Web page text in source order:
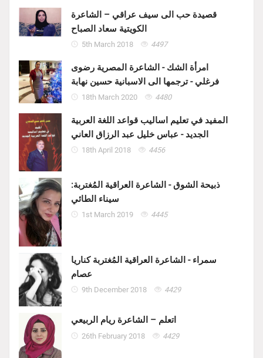
قصيدة حب الى سيف عراقي – الشاعرة
الكويتية سعاد الصباح
5th March 2018 4497
امرأة الشك - الشاعرة المصرية رضوى
فرغلي - ترجمها الى الاسبانية حسين نهابة
18th March 2020 4480
المفيد في تعليم اساليب قواعد اللغة العربية
الجديد - عباس خليل عبد الرزاق العاني
18th April 2018 4456
ذبيحة الشوق - الشاعرة العراقية المُغتربة:
سيناء الطائي
1st March 2019 4445
سمراء - الشاعرة العراقية المُغتربة كناريا
عصام
9th December 2018 4429
اتعلم – الشاعرة ريام الربيعي
26th February 2018 4429